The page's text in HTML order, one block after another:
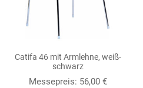
Catifa 46 mit Armlehne, weiß-
schwarz
Messepreis: 56,00 €